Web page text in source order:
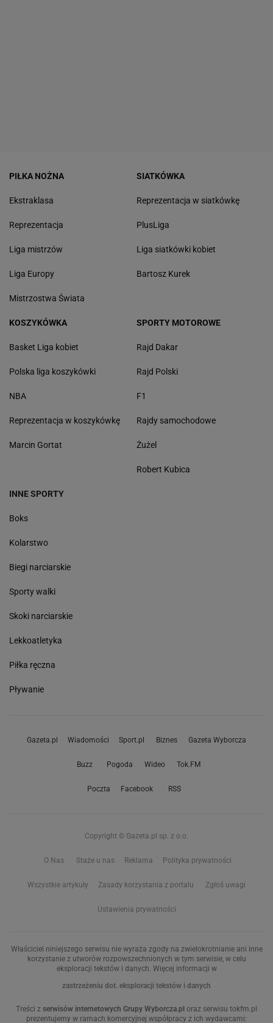
PIŁKA NOŻNA
Ekstraklasa
Reprezentacja
Liga mistrzów
Liga Europy
Mistrzostwa Świata
SIATKÓWKA
Reprezentacja w siatkówkę
PlusLiga
Liga siatkówki kobiet
Bartosz Kurek
KOSZYKÓWKA
Basket Liga kobiet
Polska liga koszykówki
NBA
Reprezentacja w koszykówkę
Marcin Gortat
SPORTY MOTOROWE
Rajd Dakar
Rajd Polski
F1
Rajdy samochodowe
Żużel
Robert Kubica
INNE SPORTY
Boks
Kolarstwo
Biegi narciarskie
Sporty walki
Skoki narciarskie
Lekkoatletyka
Piłka ręczna
Pływanie
Gazeta.pl Wiadomości Sport.pl Biznes Gazeta Wyborcza
Buzz Pogoda Wideo Tok.FM
Poczta Facebook RSS
Copyright © Gazeta.pl sp. z o.o.
O Nas Staże u nas Reklama Polityka prywatności
Wszystkie artykuły Zasady korzystania z portalu Zgłoś uwagi
Ustawienia prywatności
Właściciel niniejszego serwisu nie wyraża zgody na zwielokrotnianie ani inne
korzystanie z utworów rozpowszechnionych w tym serwisie, w celu
eksploracji tekstów i danych. Więcej informacji w
zastrzeżeniu dot. eksploracji tekstów i danych
Treści z serwisów internetowych Grupy Wyborcza.pl oraz serwisu tokfm.pl
prezentujemy w ramach komercyjnej współpracy z ich wydawcami: